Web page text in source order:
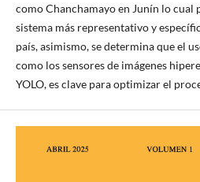
como Chanchamayo en Junín lo
sistema más representativo y
país, asimismo, se determina que el
como los sensores de imágenes
YOLO, es clave para optimizar el